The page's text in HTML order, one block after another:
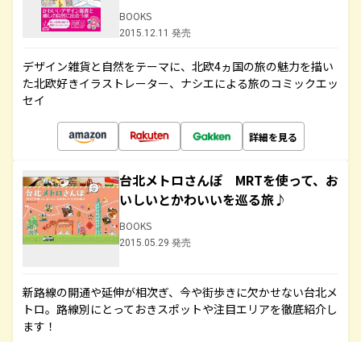
BOOKS
2015.12.11 発売
デザイン雑貨と自然をテーマに、北欧4ヵ国の旅の魅力を描い
た北欧好きイラストレーター、ナシエによる旅のコミックエッ
セイ
詳細を見る
台北メトロさんぽ MRTを使って、お
いしいとかわいいを巡る旅♪
BOOKS
2015.05.29 発売
新路線の開通や延伸が相次ぎ、今や街歩きに欠かせない台北メ
トロ。路線別にとっておきスポットや注目エリアを徹底紹介し
ます！